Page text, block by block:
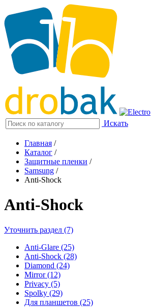
Искать
Главная /
Каталог /
Защитные пленки /
Samsung /
Anti-Shock
Anti-Shock
Уточнить раздел (7)
Anti-Glare (25)
Anti-Shock (28)
Diamond (24)
Mirror (12)
Privacy (5)
Spolky (29)
Для планшетов (25)